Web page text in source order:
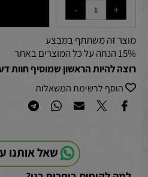
מוצר זה משתתף במבצע
15% הנחה על כל המוצרים באתר
רוצה להיות הראשון שמוסיף חוות
הוסף לרשימת המשאלות
שאל אותנו